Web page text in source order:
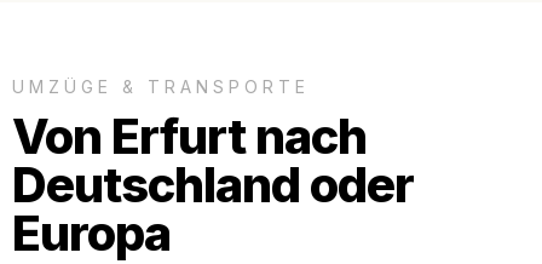
UMZÜGE & TRANSPORTE
Von Erfurt nach
Deutschland oder
Europa